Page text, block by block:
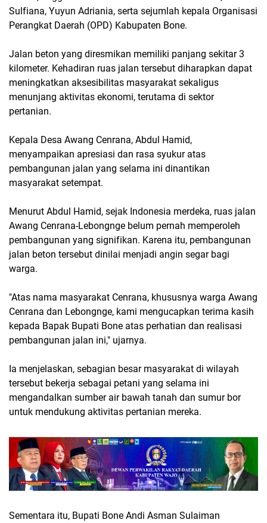
Sulfiana, Yuyun Adriania, serta sejumlah kepala Organisasi
Perangkat Daerah (OPD) Kabupaten Bone.
Jalan beton yang diresmikan memiliki panjang sekitar 3
kilometer. Kehadiran ruas jalan tersebut diharapkan dapat
meningkatkan aksesibilitas masyarakat sekaligus
menunjang aktivitas ekonomi, terutama di sektor
pertanian.
Kepala Desa Awang Cenrana, Abdul Hamid,
menyampaikan apresiasi dan rasa syukur atas
pembangunan jalan yang selama ini dinantikan
masyarakat setempat.
Menurut Abdul Hamid, sejak Indonesia merdeka, ruas jalan
Awang Cenrana-Lebongnge belum pernah memperoleh
pembangunan yang signifikan. Karena itu, pembangunan
jalan beton tersebut dinilai menjadi angin segar bagi
warga.
"Atas nama masyarakat Cenrana, khususnya warga Awang
Cenrana dan Lebongnge, kami mengucapkan terima kasih
kepada Bapak Bupati Bone atas perhatian dan realisasi
pembangunan jalan ini," ujarnya.
Ia menjelaskan, sebagian besar masyarakat di wilayah
tersebut bekerja sebagai petani yang selama ini
mengandalkan sumber air bawah tanah dan sumur bor
untuk mendukung aktivitas pertanian mereka.
Sementara itu, Bupati Bone Andi Asman Sulaiman